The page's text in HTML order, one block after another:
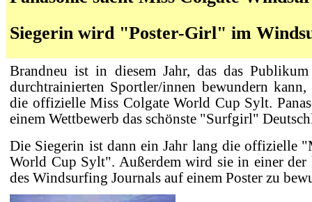
Siegerin wird "Poster-Girl" im
Brandneu ist in diesem Jahr, das das
durchtrainierten Sportler/innen bewundern kann,
die offizielle Miss Colgate World Cup Sylt.
einem Wettbewerb das schönste "Surfgirl"
Die Siegerin ist dann ein Jahr lang die offizielle
World Cup Sylt". Außerdem wird sie in einer der
des Windsurfing Journals auf einem Poster zu